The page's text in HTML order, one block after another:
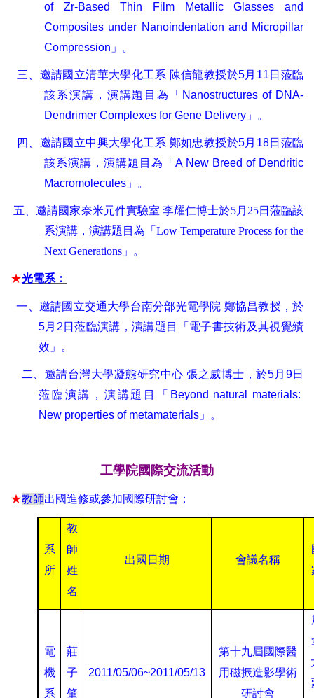
of Zr-Based Thin Film Metallic Glasses and
Composites under Nanoindentation and Micropillar
Compression 」。
三、邀請國立清華大學化工系 陳信龍教授於5月 11 日蒞臨
該系演講，演講題目為「 Nanostructures of DNA-
Dendrimer Complexes for Gene Delivery 」。
四、邀請國立中興大學化工系 鄭如忠教授於5月 18日蒞臨
該系演講，演講題目為「 A New Breed of Dendritic
Macromolecules 」。
五、邀請國家奈米元件實驗室 李耀仁博士於5月 25日蒞臨該
系演講，演講題目為「 Low Temperature Process for the
Next Generations 」。
★光電系：
一、邀請國立交通大學台南分部光電學院 鄭協昌教授，於
5月 2 日蒞臨演講，演講題目「電子書技術及其視覺績
效」。
二、邀請台灣大學凝態研究中心 張之威博士，於5月 9日
蒞臨演講，演講題目「
Beyond natural materials:
New properties of metamaterials 」。
工學院國際交流活動
★教師出國進修或參加國際研討會：
系
所
教
師
姓
名
出國日期 會議名稱
電
機
系
莊
子
肇
2011/05/06~2011/05/13
第十九屆國際醫
用磁振造影學術
研討會